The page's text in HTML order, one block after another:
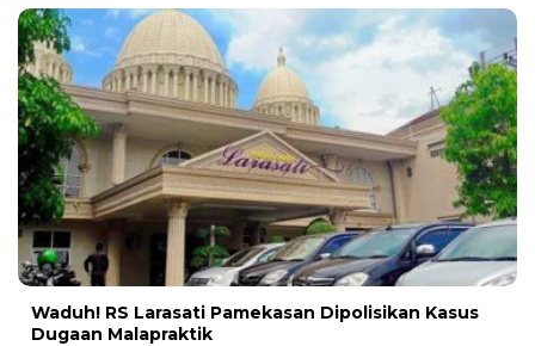
Waduh! RS Larasati Pamekasan Dipolisikan Kasus
Dugaan Malapraktik